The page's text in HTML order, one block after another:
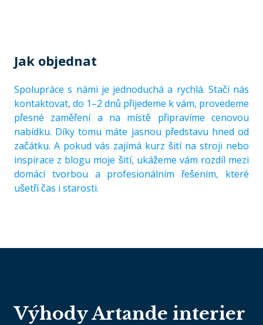
Jak objednat
Spolupráce s námi je jednoduchá a rychlá. Stačí nás
kontaktovat, do 1–2 dnů přijedeme k vám, provedeme
přesné zaměření a na místě připravíme cenovou
nabídku. Díky tomu máte jasnou představu hned od
začátku. A pokud vás zajímá kurz šití na stroji nebo
inspirace z blogu moje šití, ukážeme vám rozdíl mezi
domácí tvorbou a profesionálním řešením, které
ušetří čas i starosti.
Výhody Artande interier